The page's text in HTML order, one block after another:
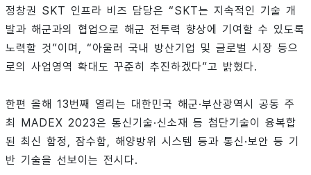
정창권 SKT 인프라 비즈 담당은 “SKT는 지속적인 기술 개
발과 해군과의 협업으로 해군 전투력 향상에 기여할 수 있도록
노력할 것”이며, “아울러 국내 방산기업 및 글로벌 시장 등으
로의 사업영역 확대도 꾸준히 추진하겠다”고 밝혔다.
한편 올해 13번째 열리는 대한민국 해군·부산광역시 공동 주
최 MADEX 2023은 통신기술·신소재 등 첨단기술이 융복합
된 최신 함정, 잠수함, 해양방위 시스템 등과 통신·보안 등 기
반 기술을 선보이는 전시다.